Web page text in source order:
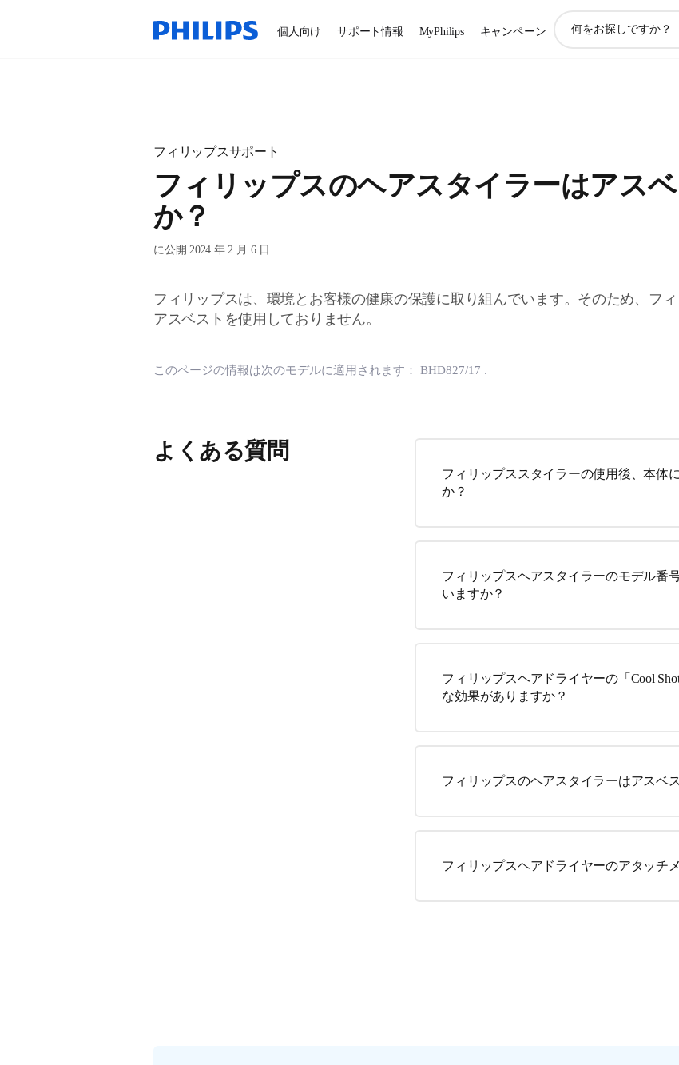
個人向け サポート情報 MyPhilips キャンペーン
索
フィリップスサポート
フィリップスのヘアスタイラーはアス
か？
に公開 2024 年 2 月 6 日
フィリップスは、環境とお客様の健康の保護に取り組んでいます。そのため、フ
アスベストを使用しておりません。
このページの情報は次のモデルに適用されます： BHD827/17 .
よくある質問
フィリップススタイラーの使用後、本体
か？
フィリップスヘアスタイラーのモデル番
いますか？
フィリップスヘアドライヤーの「Cool
な効果がありますか？
フィリップスのヘアスタイラーはアスベ
フィリップスヘアドライヤーのアタッチ